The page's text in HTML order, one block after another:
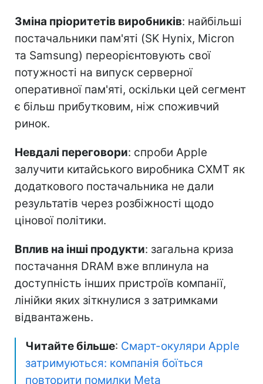
Зміна пріоритетів виробників: найбільші
постачальники пам'яті (SK Hynix, Micron
та Samsung) переорієнтовують свої
потужності на випуск серверної
оперативної пам'яті, оскільки цей сегмент
є більш прибутковим, ніж споживчий
ринок.
Невдалі переговори: спроби Apple
залучити китайського виробника CXMT як
додаткового постачальника не дали
результатів через розбіжності щодо
цінової політики.
Вплив на інші продукти: загальна криза
постачання DRAM вже вплинула на
доступність інших пристроїв компанії,
лінійки яких зіткнулися з затримками
відвантажень.
Читайте більше: Смарт-окуляри Apple
затримуються: компанія боїться
повторити помилки Meta